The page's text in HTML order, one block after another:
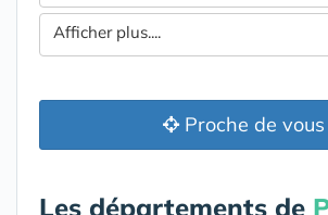
Afficher plus....
Proche de vous
Les départements de